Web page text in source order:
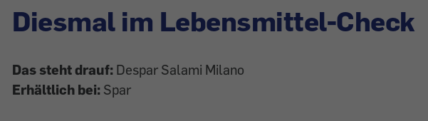
Diesmal im Lebensmittel-Check
Das steht drauf: Despar Salami Milano
Erhältlich bei: Spar